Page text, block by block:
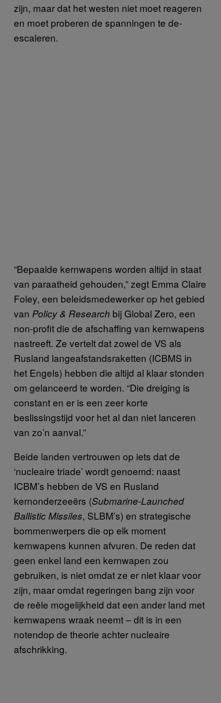
zijn, maar dat het westen niet moet reageren
en moet proberen de spanningen te de-
escaleren.
“Bepaalde kernwapens worden altijd in staat
van paraatheid gehouden,” zegt Emma Claire
Foley, een beleidsmedewerker op het gebied
van Policy & Research bij Global Zero, een
non-profit die de afschaffing van kernwapens
nastreeft. Ze vertelt dat zowel de VS als
Rusland langeafstandsraketten (ICBMS in
het Engels) hebben die altijd al klaar stonden
om gelanceerd te worden. “Die dreiging is
constant en er is een zeer korte
beslissingstijd voor het al dan niet lanceren
van zo’n aanval.”
Beide landen vertrouwen op iets dat de
‘nucleaire triade’ wordt genoemd: naast
ICBM’s hebben de VS en Rusland
kernonderzeeërs (Submarine-Launched
Ballistic Missiles, SLBM’s) en strategische
bommenwerpers die op elk moment
kernwapens kunnen afvuren. De reden dat
geen enkel land een kernwapen zou
gebruiken, is niet omdat ze er niet klaar voor
zijn, maar omdat regeringen bang zijn voor
de reële mogelijkheid dat een ander land met
kernwapens wraak neemt – dit is in een
notendop de theorie achter nucleaire
afschrikking.